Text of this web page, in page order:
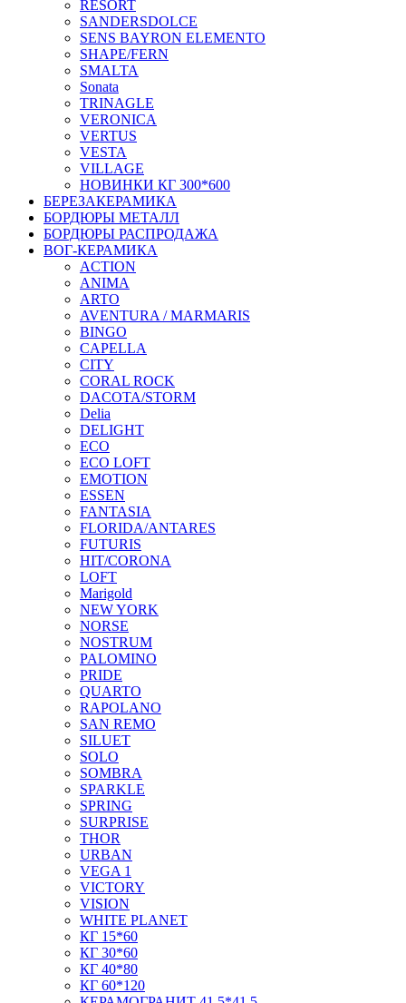
RESORT
SANDERSDOLCE
SENS BAYRON ELEMENTO
SHAPE/FERN
SMALTA
Sonata
TRINAGLE
VERONICA
VERTUS
VESTA
VILLAGE
НОВИНКИ КГ 300*600
БЕРЕЗАКЕРАМИКА
БОРДЮРЫ МЕТАЛЛ
БОРДЮРЫ РАСПРОДАЖА
ВОГ-КЕРАМИКА
ACTION
ANIMA
ARTO
AVENTURA / MARMARIS
BINGO
CAPELLA
CITY
CORAL ROCK
DACOTA/STORM
Delia
DELIGHT
ECO
ECO LOFT
EMOTION
ESSEN
FANTASIA
FLORIDA/ANTARES
FUTURIS
HIT/CORONA
LOFT
Marigold
NEW YORK
NORSE
NOSTRUM
PALOMINO
PRIDE
QUARTO
RAPOLANO
SAN REMO
SILUET
SOLO
SOMBRA
SPARKLE
SPRING
SURPRISE
THOR
URBAN
VEGA 1
VICTORY
VISION
WHITE PLANET
КГ 15*60
КГ 30*60
КГ 40*80
КГ 60*120